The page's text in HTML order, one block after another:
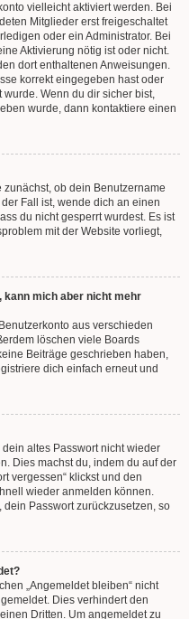
vielleicht aktiviert werden. Bei
Mitglieder erst freigeschaltet
oder ein Administrator. Bei
Aktivierung nötig ist oder nicht.
dort enthaltenen Anweisungen.
korrekt eingegeben hast oder
Wenn du dir sicher bist,
wurde, dann kontaktiere einen
ob dein Benutzername
Fall ist, wende dich an einen
du nicht gesperrt wurdest. Es ist
mit der Website vorliegt,
kann mich aber nicht mehr
aus verschieden
löschen viele Boards
Beiträge geschrieben haben,
dich einfach erneut und
altes Passwort nicht wieder
Dies machst du, indem du auf der
vergessen“ klickst und den
wieder anmelden können.
Passwort zurückzusetzen, so
„Angemeldet bleiben“ nicht
Dies verhindert den
Dritten. Um angemeldet zu